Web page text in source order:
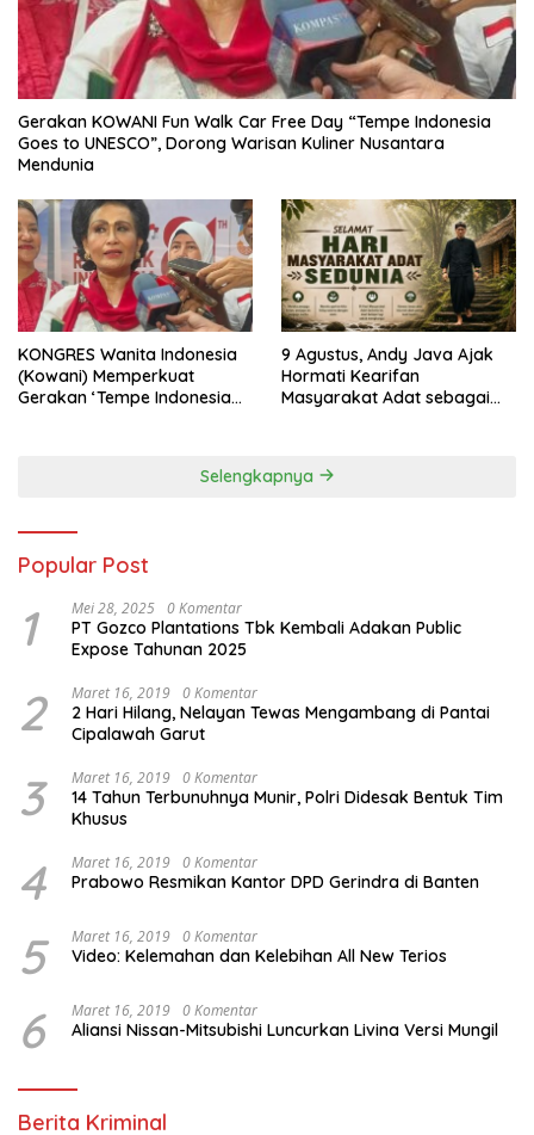
Gerakan KOWANI Fun Walk Car Free Day “Tempe Indonesia
Goes to UNESCO”, Dorong Warisan Kuliner Nusantara
Mendunia
KONGRES Wanita Indonesia
(Kowani) Memperkuat
Gerakan ‘Tempe Indonesia
9 Agustus, Andy Java Ajak
Hormati Kearifan
Masyarakat Adat sebagai
Selengkapnya
Popular Post
1 Mei 28, 2025 0 Komentar
PT Gozco Plantations Tbk Kembali Adakan Public
Expose Tahunan 2025
2 Maret 16, 2019 0 Komentar
2 Hari Hilang, Nelayan Tewas Mengambang di Pantai
Cipalawah Garut
3 Maret 16, 2019 0 Komentar
14 Tahun Terbunuhnya Munir, Polri Didesak Bentuk Tim
Khusus
4 Maret 16, 2019 0 Komentar
Prabowo Resmikan Kantor DPD Gerindra di Banten
5 Maret 16, 2019 0 Komentar
Video: Kelemahan dan Kelebihan All New Terios
6 Maret 16, 2019 0 Komentar
Aliansi Nissan-Mitsubishi Luncurkan Livina Versi Mungil
Berita Kriminal